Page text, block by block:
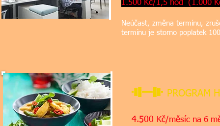
1.500 Kč/1,5 hod (1.000
Neúčast, změna termínu,
termínu je storno poplatek
PROGRAM
4.500 Kč/měsíc na